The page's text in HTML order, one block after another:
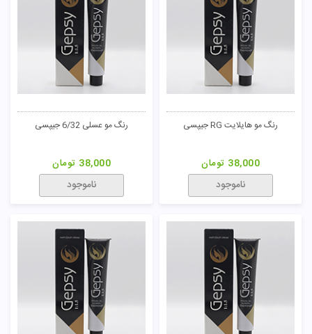
رنگ مو هایلایت RG جیپسی
38,000 تومان
ناموجود
رنگ مو عسلی 6/32 جیپسی
38,000 تومان
ناموجود